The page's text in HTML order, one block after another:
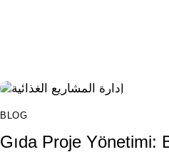
BLOG
Gıda Proje Yönetimi: